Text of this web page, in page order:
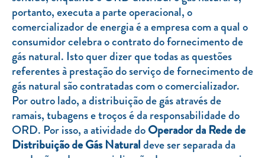
portanto, executa a parte operacional, o
comercializador de energia é a empresa com a qual o
consumidor celebra o contrato do fornecimento de
gás natural. Isto quer dizer que todas as questões
referentes à prestação do serviço de fornecimento de
gás natural são contratadas com o comercializador.
Por outro lado, a distribuição de gás através de
ramais, tubagens e troços é da responsabilidade do
ORD. Por isso, a atividade doOperador da Rede de
Distribuição de Gás Naturaldeve ser separada da